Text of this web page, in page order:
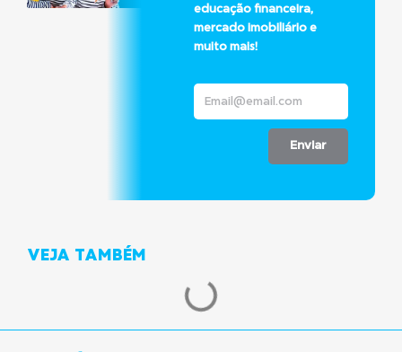
educação financeira,
mercado imobiliário e
muito mais!
Enviar
VEJA TAMBÉM